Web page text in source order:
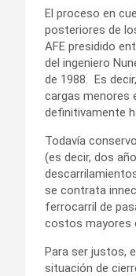
El proceso en
posteriores de
AFE presidido
del ingeniero
de 1988. Es
cargas menores
definitivamente
Todavía
(es decir, dos
se contrata
ferrocarril de
costos mayores
Para ser justos,
situación de